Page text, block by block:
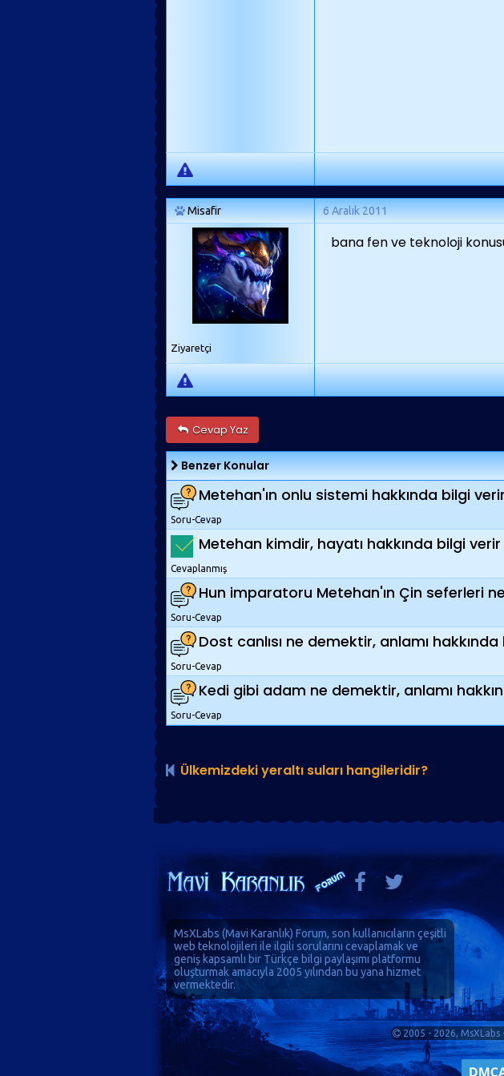
Misafir 6 Aralık 2011
Ziyaretçi
bana fen ve teknoloji
Cevap Yaz
Benzer Konular
Metehan'ın onlu sistemi hakkında bilgi
Soru-Cevap
Metehan kimdir, hayatı hakkında bilgi
Cevaplanmış
Hun imparatoru Metehan'ın Çin seferleri
Soru-Cevap
Dost canlısı ne demektir, anlamı
Soru-Cevap
Kedi gibi adam ne demektir, anlamı
Soru-Cevap
Ülkemizdeki yeraltı suları hangileridir?
MsXLabs (Mavi Karanlık) Forum, son kullanıcıların çeşitli
web teknolojileri ile ilgili sorularını cevaplamak ve
geniş kapsamlı bir Türkçe bilgi paylaşımı platformu
oluşturmak amacıyla 2005 yılından bu yana hizmet
vermektedir.
2005 - 2026,